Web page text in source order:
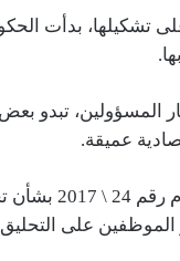
تشكيلها، بدأت
المسؤولين، تبدو
عميقة.
ولكن
على التحليق